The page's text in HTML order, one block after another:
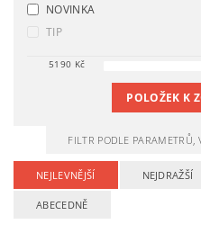
NOVINKA
TIP
5190 Kč
POLOŽEK K
FILTR PODLE PARAMETRŮ,
NEJLEVNĚJŠÍ NEJDRAŽŠÍ
ABECEDNĚ